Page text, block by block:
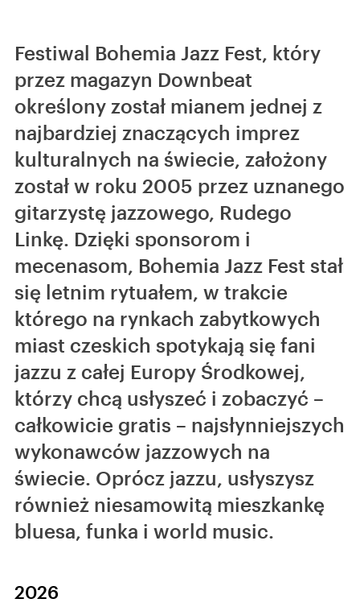
Festiwal Bohemia Jazz Fest, który
przez magazyn Downbeat
określony został mianem jednej z
najbardziej znaczących imprez
kulturalnych na świecie, założony
został w roku 2005 przez uznanego
gitarzystę jazzowego, Rudego
Linkę. Dzięki sponsorom i
mecenasom, Bohemia Jazz Fest stał
się letnim rytuałem, w trakcie
którego na rynkach zabytkowych
miast czeskich spotykają się fani
jazzu z całej Europy Środkowej,
którzy chcą usłyszeć i zobaczyć –
całkowicie gratis – najsłynniejszych
wykonawców jazzowych na
świecie. Oprócz jazzu, usłyszysz
również niesamowitą mieszkankę
bluesa, funka i world music.
2026